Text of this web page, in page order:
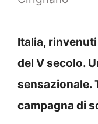
Italia,
del V secolo.
sensazionale.
campagna di